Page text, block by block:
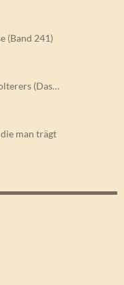
(Band 241)
(Das…
man trägt